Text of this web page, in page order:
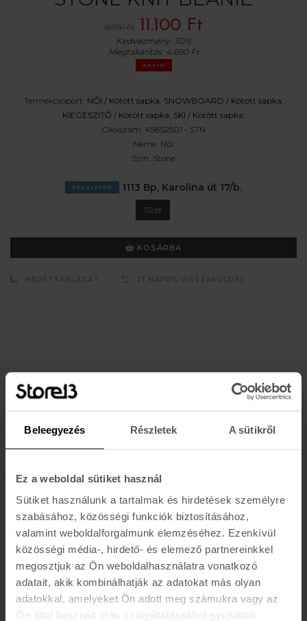
Beleegyezés Részletek A sütikről
Ez a weboldal sütiket használ
Sütiket használunk a tartalmak és hirdetések személyre
szabásához, közösségi funkciók biztosításához,
valamint weboldalforgalmunk elemzéséhez. Ezenkívül
közösségi média-, hirdető- és elemező partnereinkkel
megosztjuk az Ön weboldalhasználatra vonatkozó
adatait, akik kombinálhatják az adatokat más olyan
adatokkal, amelyeket Ön adott meg számukra vagy az
Ön által használt más szolgáltatásokból gyűjtöttek.
15.790 Ft 11.100 Ft
Kedvezmény: 30%
Megtakarítás: 4.690 Ft
AKCIÓ
Termékcsoport: NŐI / Kötött sapka; SNOWBOARD / Kötött sapka;
KIEGÉSZÍTŐ / Kötött sapka; SKI / Kötött sapka;
Cikkszám: K5852501 - STN
Neme: Női
Szín: Stone
KÉSZLETEN 1113 Bp, Karolina út 17/b.
1Size
KOSÁRBA
Értesülj az újdonságokról, akciókról
E-MAIL
K A R O L I N A 17 / B
Hétfő - Péntek: 11:00 - 19:00
Szombat: 10:00 - 19:00
Vasárnap: ZÁRVA
K I R Á L Y 52 (ÚJ)
Hétfő - Péntek: 11:00 - 19:00